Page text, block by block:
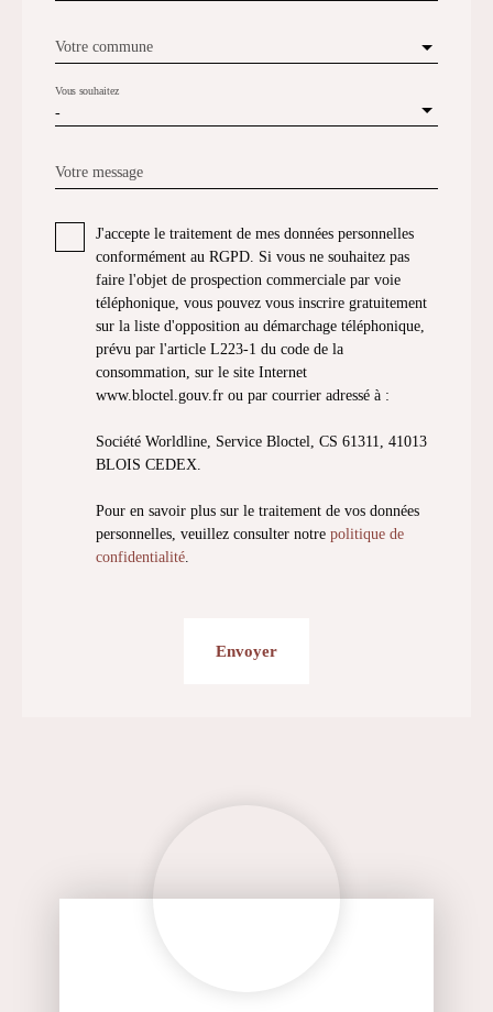
Votre commune
-
Vous souhaitez
Votre message
J'accepte le traitement de mes données personnelles
conformément au RGPD. Si vous ne souhaitez pas
faire l'objet de prospection commerciale par voie
téléphonique, vous pouvez vous inscrire gratuitement
sur la liste d'opposition au démarchage téléphonique,
prévu par l'article L223-1 du code de la
consommation, sur le site Internet
www.bloctel.gouv.fr ou par courrier adressé à :
Société Worldline, Service Bloctel, CS 61311, 41013
BLOIS CEDEX.
Pour en savoir plus sur le traitement de vos données
personnelles, veuillez consulter notre politique de
confidentialité
Envoyer